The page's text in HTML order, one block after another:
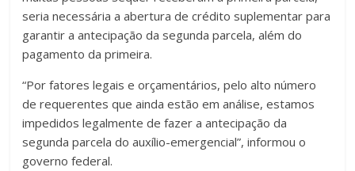
seria necessária a abertura de crédito suplementar para
garantir a antecipação da segunda parcela, além do
pagamento da primeira.
“Por fatores legais e orçamentários, pelo alto número
de requerentes que ainda estão em análise, estamos
impedidos legalmente de fazer a antecipação da
segunda parcela do auxílio-emergencial”, informou o
governo federal.